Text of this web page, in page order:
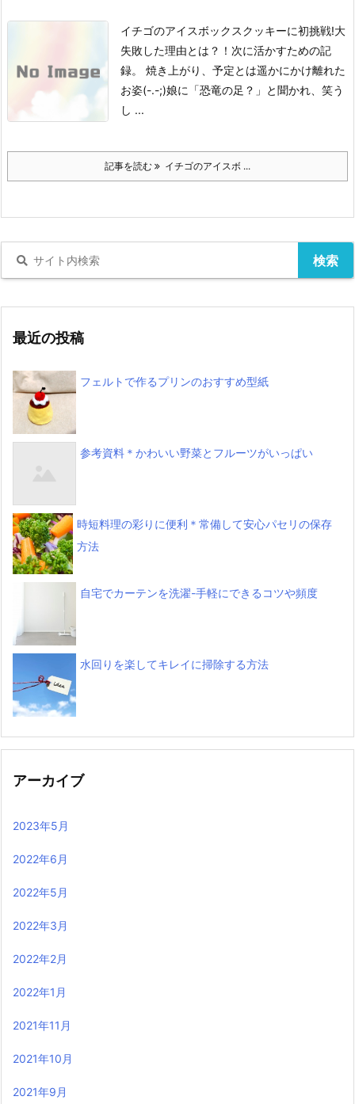
イチゴのアイスボックスクッキーに初挑戦!大
失敗した理由とは？！ 次に活かすための記
録。
焼き上がり、予定とは遥かにかけ離れた
お姿(-.-;)娘に「恐竜の足？」と聞かれ、笑う
し ...
記事を読む イチゴのアイスボ ...
最近の投稿
フェルトで作るプリンのおすすめ型紙
参考資料＊かわいい野菜とフルーツがいっぱい
時短料理の彩りに便利＊常備して安心パセリの保存
方法
自宅でカーテンを洗濯-手軽にできるコツや頻度
水回りを楽してキレイに掃除する方法
アーカイブ
2023年5月
2022年6月
2022年5月
2022年3月
2022年2月
2022年1月
2021年11月
2021年10月
2021年9月